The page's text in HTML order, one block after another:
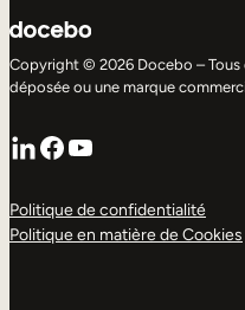
Copyright © 2026 Docebo – Tous
déposée ou une marque
LinkedIn
Facebook
YouTube
Politique de confidentialité
Politique en matière de Cookies